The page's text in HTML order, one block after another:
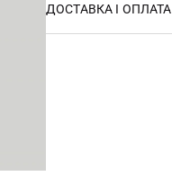
ДОСТАВКА І ОПЛАТА